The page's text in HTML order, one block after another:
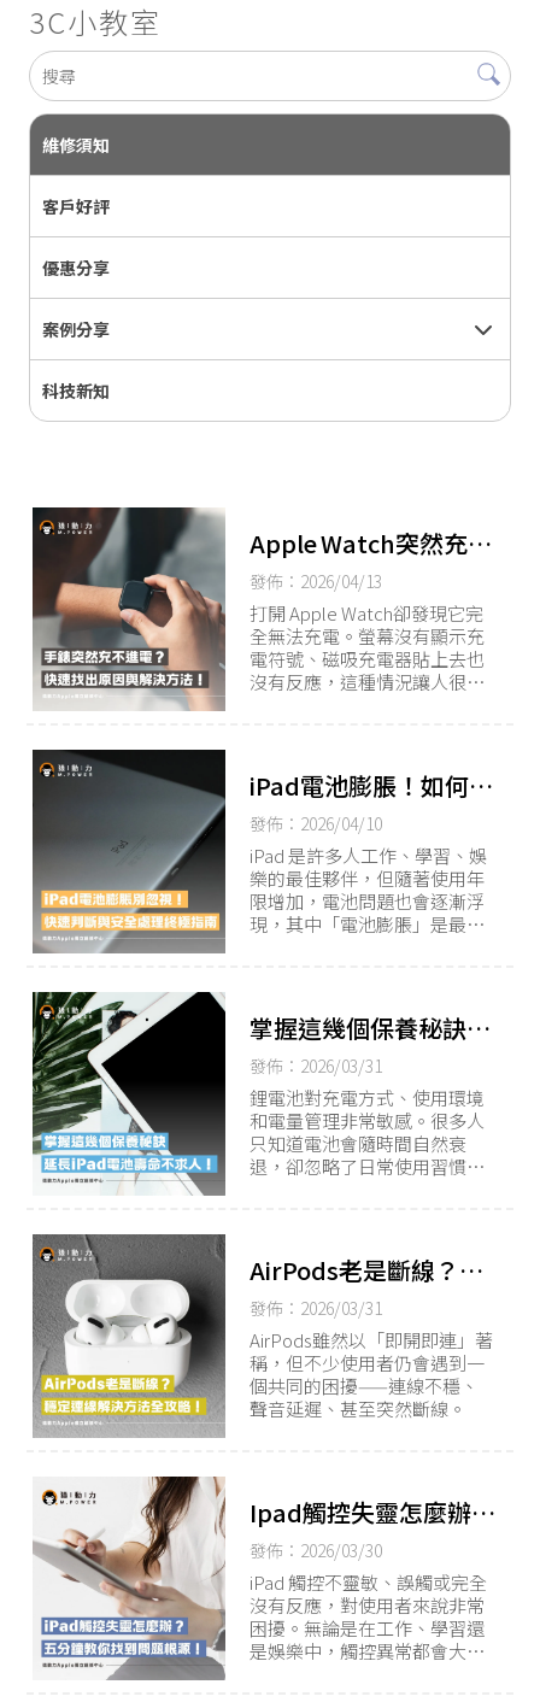
3C小教室
維修須知
客戶好評
優惠分享
案例分享
科技新知
Apple Watch突然充不
進電？教你快速找出原
因與解決方法！
發佈：2026/04/13
打開 Apple Watch卻發現它完
全無法充電。螢幕沒有顯示充
電符號、磁吸充電器貼上去也
沒有反應，這種情況讓人很焦
操作方法，一步步教你排查讓
手錶可以正常使用。
iPad電池膨脹！如何快
速判斷與安全處理
發佈：2026/04/10
iPad 是許多人工作、學習、娛
樂的最佳夥伴，但隨著使用年
限增加，電池問題也會逐漸浮
現，其中「電池膨脹」是最危
掌握這幾個保養秘訣，
延長電池壽命不求人
發佈：2026/03/31
鋰電池對充電方式、使用環境
和電量管理非常敏感。很多人
只知道電池會隨時間自然衰
退，卻忽略了日常使用習慣對
AirPods老是斷線？三
大常見原因與穩定連線
解決全攻略！
發佈：2026/03/31
AirPods雖然以「即開即連」著
稱，但不少使用者仍會遇到一
個共同的困擾——連線不穩、
聲音延遲、甚至突然斷線。
Ipad觸控失靈怎麼辦？
五分鐘找出問題根源
發佈：2026/03/30
iPad 觸控不靈敏、誤觸或完全
沒有反應，對使用者來說非常
困擾。無論是在工作、學習還
是娛樂中，觸控異常都會大幅